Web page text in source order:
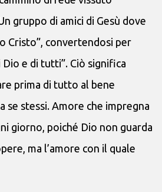
gruppo di amici di Gesù dove
Cristo”, convertendosi per
Dio e di tutti”. Ciò significa
prima di tutto al bene
se stessi. Amore che impregna
giorno, poiché Dio non guarda
ma l’amore con il quale